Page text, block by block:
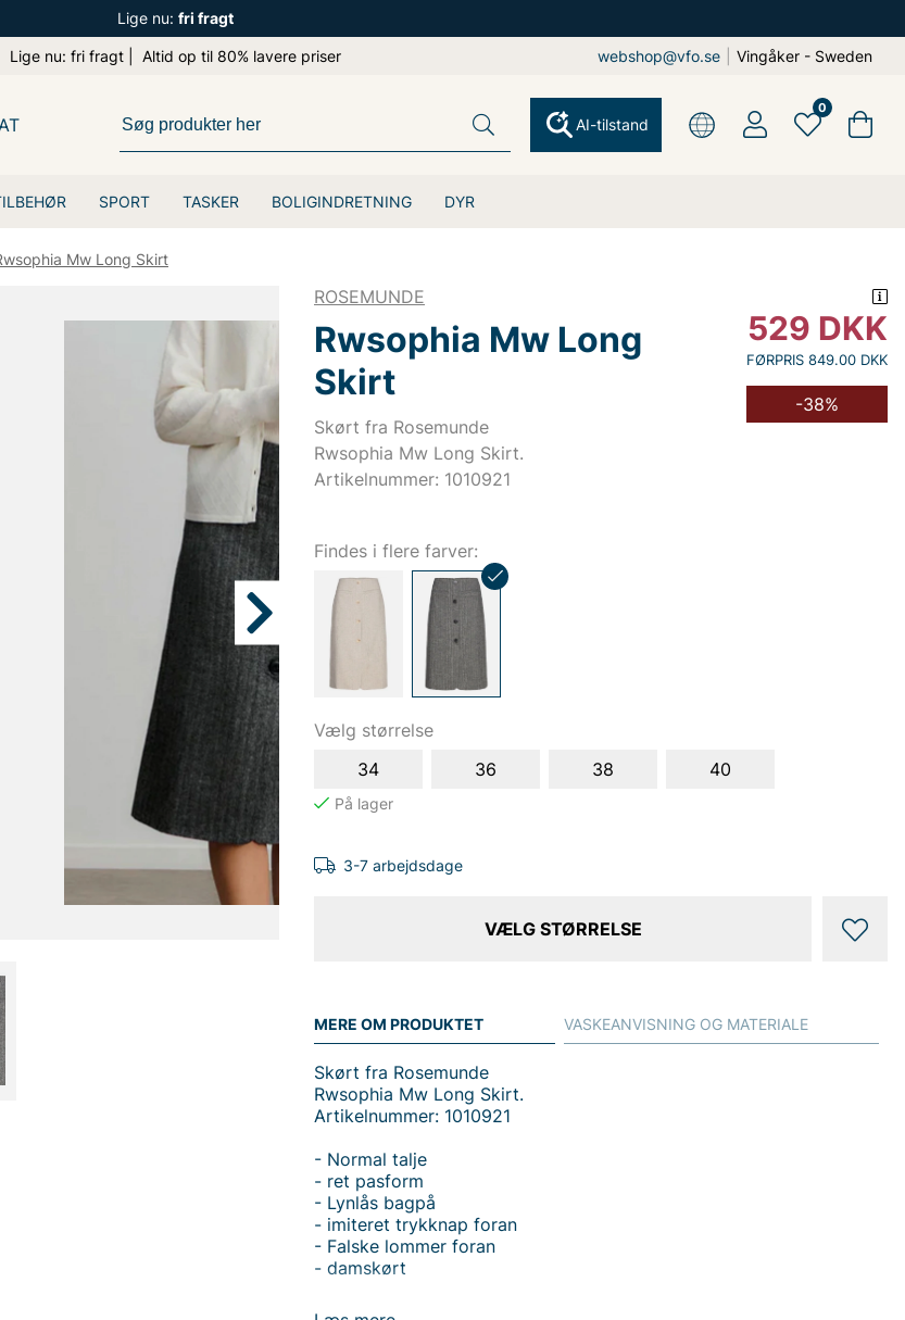
Lige nu: fri fragt
Lige nu: fri fragt | Altid op til 80% lavere priser webshop@vfo.se Vingåker - Sweden
SPORT TASKER BOLIGINDRETNING DYR
AI-tilstand
0
Mw Long Skirt
ROSEMUNDE
Rwsophia Mw Long
Skirt
Skørt fra Rosemunde
Rwsophia Mw Long Skirt.
Artikelnummer: 1010921
529 DKK
FØRPRIS 849.00 DKK
-38%
Findes i flere farver:
Vælg størrelse
34
36 38 40
3-7 arbejdsdage
VÆLG STØRRELSE
MERE OM PRODUKTET
Skørt fra Rosemunde
Rwsophia Mw Long Skirt.
Artikelnummer: 1010921
- Normal talje
- ret pasform
- Lynlås bagpå
- imiteret trykknap foran
- Falske lommer foran
- damskørt
VASKEANVISNING OG MATERIALE